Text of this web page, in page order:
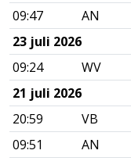
09:47
AN
23 juli 2026
09:24
WV
21 juli 2026
20:59
VB
09:51
AN